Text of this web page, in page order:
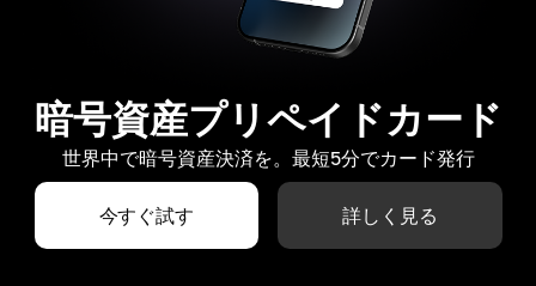
暗号資産プリペイドカード
世界中で暗号資産決済を。最短5分でカード発行
今すぐ試す 詳しく見る